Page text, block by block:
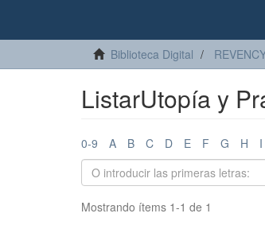
Biblioteca Digital
ListarUtopía y
0-9 A B C D E F G H I
Mostrando ítems 1-1 de 1